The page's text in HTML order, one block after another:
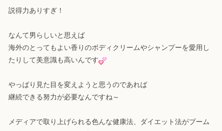
説得力ありすぎ！
なんて男らしいと思えば
海外のとってもよい香りのボディクリームやシャンプーを愛用し
たりして美意識も高いんです
やっぱり見た目を変えようと思うのであれば
継続できる努力が必要なんですね～
メディアで取り上げられる色んな健康法、ダイエット法がブーム